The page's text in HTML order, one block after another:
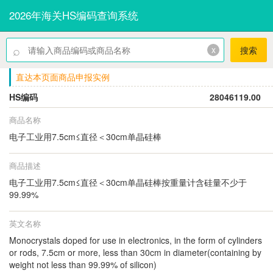
2026年海关HS编码查询系统
⌕ x 搜索
直达本页面商品申报实例
HS编码
28046119.00
商品名称
电子工业用7.5cm≤直径＜30cm单晶硅棒
商品描述
电子工业用7.5cm≤直径＜30cm单晶硅棒按重量计含硅量不少于
99.99%
英文名称
Monocrystals doped for use in electronics, in the form of cylinders
or rods, 7.5cm or more, less than 30cm in diameter(containing by
weight not less than 99.99% of silicon)